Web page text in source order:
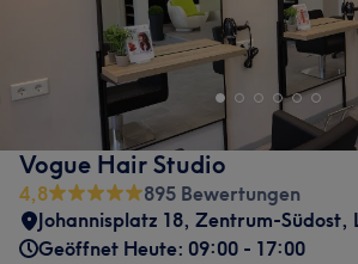
Vogue Hair Studio
4,8
895 Bewertungen
Johannisplatz 18, Zentrum-Südost,
Geöffnet Heute: 09:00 - 17:00